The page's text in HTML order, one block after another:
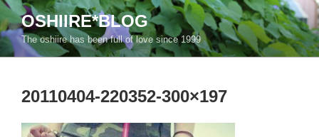
コ
ン
テ
ン
OSHIIRE*BLOG
The oshiire has been full of love since 1999
20110404-220352-300×197